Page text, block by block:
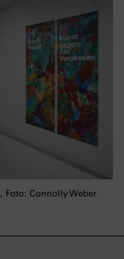
Foto: Connolly Weber